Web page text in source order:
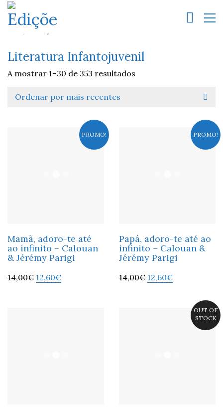
Literatura Infantojuvenil
A mostrar 1–30 de 353 resultados
Ordenar por mais recentes
PROMO!
Mamã, adoro-te até
ao infinito – Calouan
& Jérémy Parigi
14,00€ 12,60€
PROMO!
Papá, adoro-te até ao
infinito – Calouan &
Jérémy Parigi
14,00€ 12,60€
OUT OF
STOCK